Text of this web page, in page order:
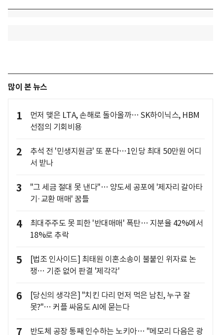
많이 본 뉴스
1
먼저 맺은 LTA, 손해로 돌아올까… SK하이닉스, HBM
선점의 기회비용
2
추석 전 '민생지원금' 또 푼다…1인당 최대 50만원 어디
서 받나
3
"그 세금 절대 못 낸다"… 양도세 공포에 '제자리 갈아타
기·교환 매매' 꿈틀
4
최대주주도 못 피한 '반대매매' 폭탄… 지분율 42%에서
18%로 추락
5
[법조 인사이드] 최태원 이혼소송이 불붙인 위자료 논
쟁… 기준 없어 판결 '제각각'
6
[당신의 생각은] "치킨 다리 먼저 먹은 남친, 누구 잘
못?"… 커플 싸움도 AI에 묻는다
7 반도체 공장 통째 인수하는 노키아… "메모리 다음은 광